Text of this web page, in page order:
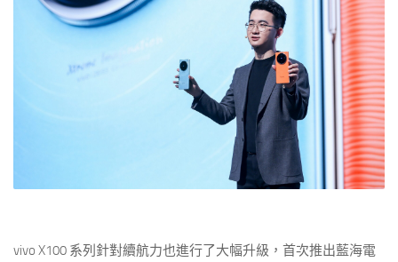
vivo X100 系列針對續航力也進行了大幅升級，首次推出藍海電